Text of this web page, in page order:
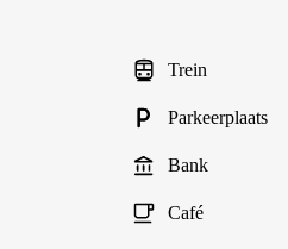
Trein
Parkeerplaats
Bank
Café